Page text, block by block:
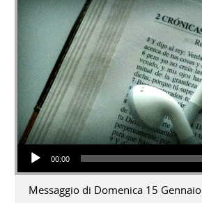
Audio Player
00:00
Messaggio di Domenica 15 Gennaio